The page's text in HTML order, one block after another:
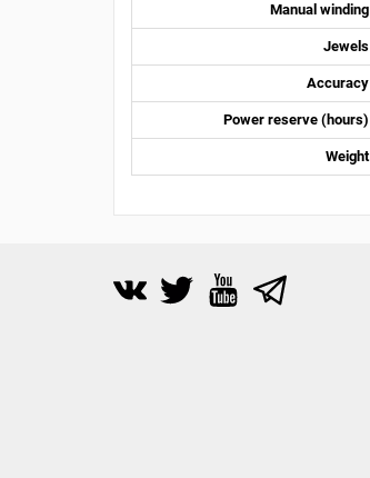
Manual winding
Jewels
Accuracy
Power reserve (hours)
Weight